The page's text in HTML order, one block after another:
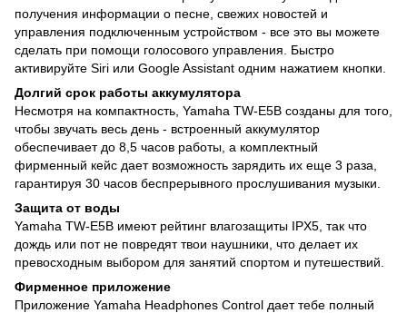
получения информации о песне, свежих новостей и
управления подключенным устройством - все это вы можете
сделать при помощи голосового управления. Быстро
активируйте Siri или Google Assistant одним нажатием кнопки.
Долгий срок работы аккумулятора
Несмотря на компактность, Yamaha TW-E5B созданы для того,
чтобы звучать весь день - встроенный аккумулятор
обеспечивает до 8,5 часов работы, а комплектный
фирменный кейс дает возможность зарядить их еще 3 раза,
гарантируя 30 часов беспрерывного прослушивания музыки.
Защита от воды
Yamaha TW-E5B имеют рейтинг влагозащиты IPX5, так что
дождь или пот не повредят твои наушники, что делает их
превосходным выбором для занятий спортом и путешествий.
Фирменное приложение
Приложение Yamaha Headphones Control дает тебе полный